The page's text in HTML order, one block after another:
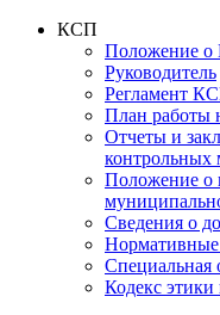
КСП
Положение
Руководитель
Регламент
План работы
Отчеты и
контрольных
Положение о
Сведения о
Специальная
Кодекс